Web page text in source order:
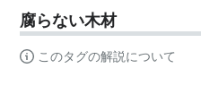
腐らない木材
このタグの解説について